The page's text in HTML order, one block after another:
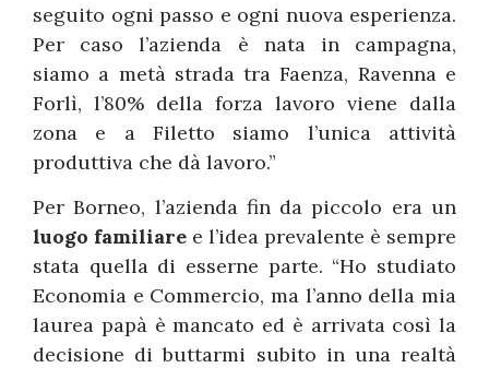
seguito ogni passo e ogni nuova esperienza.
Per caso l’azienda è nata in campagna,
siamo a metà strada tra Faenza, Ravenna e
Forlì, l’80% della forza lavoro viene dalla
zona e a Filetto siamo l’unica attività
produttiva che dà lavoro.”
Per Borneo, l’azienda fin da piccolo era un
luogo familiare e l’idea prevalente è sempre
stata quella di esserne parte. “Ho studiato
Economia e Commercio, ma l’anno della mia
laurea papà è mancato ed è arrivata così la
decisione di buttarmi subito in una realtà